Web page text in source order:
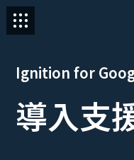
Ignition for
導入支